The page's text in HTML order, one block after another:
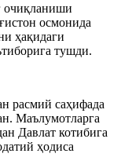
осмонида
ҳақидаги
тушди.
расмий саҳифада
Маълумотларга
Давлат котибига
ҳодиса